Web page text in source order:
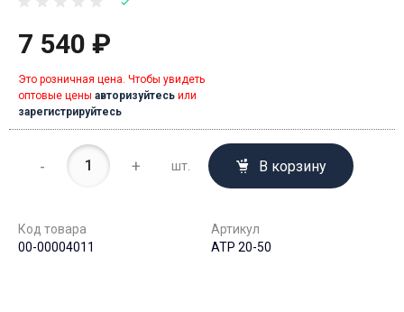
7 540 ₽
Это розничная цена. Чтобы увидеть
оптовые цены авторизуйтесь или
зарегистрируйтесь
- + шт. В корзину
Код товара
00-00004011
Артикул
АТР 20-50